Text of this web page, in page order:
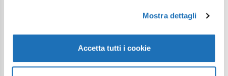
Mostra dettagli
Accetta tutti i cookie